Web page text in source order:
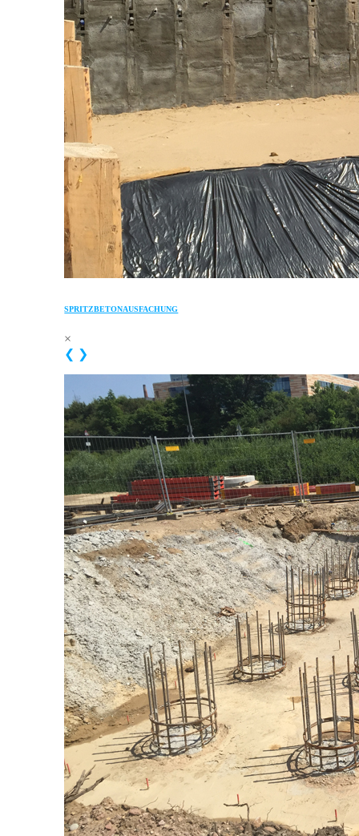
SPRITZBETONAUSFACHUNG
×
❮ ❯